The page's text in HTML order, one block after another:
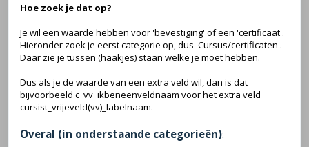
Hoe zoek je dat op?
Je wil een waarde hebben voor 'bevestiging' of een 'certificaat'.
Hieronder zoek je eerst categorie op, dus 'Cursus/certificaten'.
Daar zie je tussen (haakjes) staan welke je moet hebben.
Dus als je de waarde van een extra veld wil, dan is dat
bijvoorbeeld c_vv_ikbeneenveldnaam voor het extra veld
cursist_vrijeveld(vv)_labelnaam.
Overal (in onderstaande categorieën):